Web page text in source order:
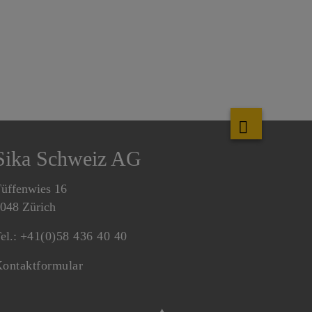
Schweiz AG
16
Zürich
+41(0)58 436 40 40